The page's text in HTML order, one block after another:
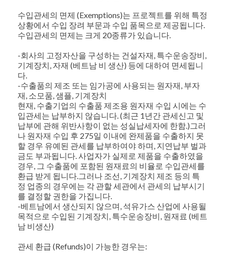
수입관세의 면제 (Exemptions)는 프로젝트를 위해 특정
상황에서 수입 장려 부문과 수입 품목으로 제공됩니다.
수입관세의 면제는 크게 20종류가 있습니다.
-회사의 고정자산을 구성하는 건설자재, 특수운송장비,
기계장치, 자재 (베트남 비 생산) 등에 대하여 면세됩니
다.
-수출품의 제조 또는 임가공에 사용되는 원자재, 부자
재, 소모품, 샘플, 기계장치
현재, 수출기업의 수출품 제조용 원자재 수입 시에는 수
입관세는 납부하지 않습니다. (최근 1년간 관세신고 및
납부에 관해 위반사항이 없는 성실납세자에 한함.)그러
나 원자재 수입 후 275일 이내에 완제품을 수출하지 못
할 경우 유예된 관세를 납부하여야 하며, 지연납부 벌과
금도 부과됩니다. 사업자가 실제로 제품을 수출하였을
경우, 그 수출품에 포함된 원재료의 비율로 수입관세를
환급 받게 됩니다.그러나 조선, 기계장치 제조 등의 특
정 업종의 경우에는 각 관할 세관에서 관세의 납부시기
를 결정할 권한을 가집니다.
-베트남에서 생산되지 않으며, 석유가스 산업에 사용될
목적으로 수입된 기계장치, 특수운송장비, 원재료 (베트
남 비생산)
관세 환급 (Refunds)이 가능한 경우는: